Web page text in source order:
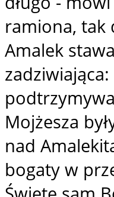
ramiona, tak
Amalek
Mojżesza
nad
bogaty w